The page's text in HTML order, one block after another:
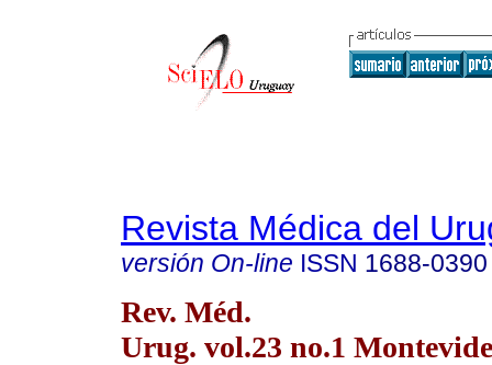
Revista Médica del
versión On-line ISSN 1688-0390
Rev. Méd.
Urug. vol.23 no.1